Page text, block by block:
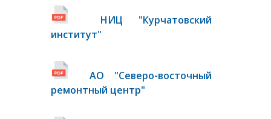
НИЦ "Курчатовский
институт"
АО "Северо-восточный
ремонтный центр"